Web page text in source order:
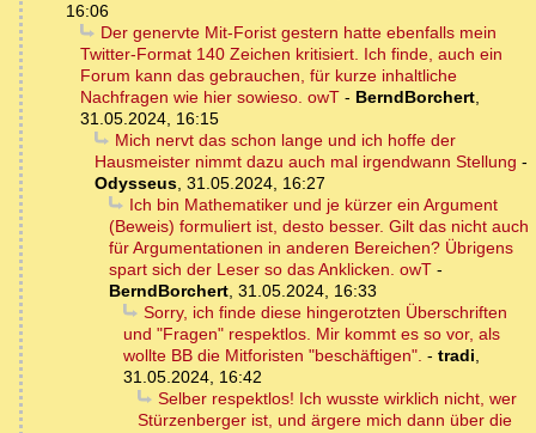
16:06
Der genervte Mit-Forist gestern hatte ebenfalls mein
Twitter-Format 140 Zeichen kritisiert. Ich finde, auch ein
Forum kann das gebrauchen, für kurze inhaltliche
Nachfragen wie hier sowieso. owT - BerndBorchert,
31.05.2024, 16:15
Mich nervt das schon lange und ich hoffe der
Hausmeister nimmt dazu auch mal irgendwann Stellung -
Odysseus, 31.05.2024, 16:27
Ich bin Mathematiker und je kürzer ein Argument
(Beweis) formuliert ist, desto besser. Gilt das nicht auch
für Argumentationen in anderen Bereichen? Übrigens
spart sich der Leser so das Anklicken. owT -
BerndBorchert, 31.05.2024, 16:33
Sorry, ich finde diese hingerotzten Überschriften
und "Fragen" respektlos. Mir kommt es so vor, als
wollte BB die Mitforisten "beschäftigen". - tradi,
31.05.2024, 16:42
Selber respektlos! Ich wusste wirklich nicht, wer
Stürzenberger ist, und ärgere mich dann über die